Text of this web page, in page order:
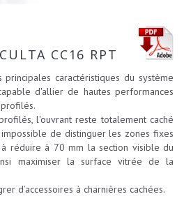
CC16 RPT
caractéristiques du système
d'allier de hautes performances
l'ouvrant reste totalement caché
de distinguer les zones fixes
réduire à 70 mm la section visible du
maximiser la surface vitrée de la
d’accessoires à charnières cachées.